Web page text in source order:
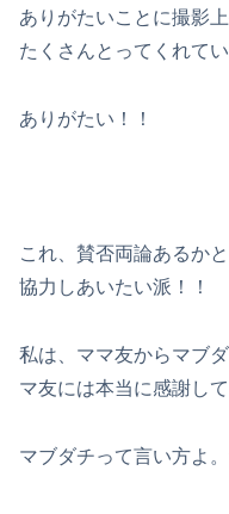
ありがたいことに撮影
たくさんとってくれてい
ありがたい！！
これ、賛否両論あるか
協力しあいたい派！！
私は、ママ友からマブ
マ友には本当に感謝して
マブダチって言い方よ